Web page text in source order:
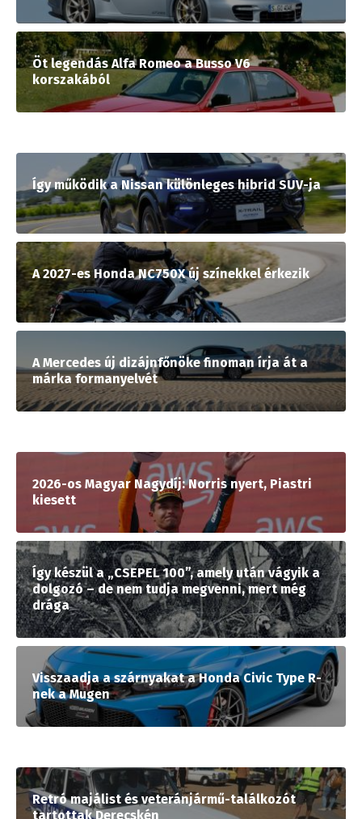
Öt legendás Alfa Romeo a Busso V6
korszakából
Így működik a Nissan különleges hibrid SUV-ja
A 2027-es Honda NC750X új színekkel érkezik
A Mercedes új dizájnfőnöke finoman írja át a
márka formanyelvét
2026-os Magyar Nagydíj: Norris nyert, Piastri
kiesett
Így készül a „CSEPEL 100”, amely után vágyik a
dolgozó – de nem tudja megvenni, mert még
drága
Visszaadja a szárnyakat a Honda Civic Type R-
nek a Mugen
Retró majálist és veteránjármű-találkozót
tartottak Derecskén